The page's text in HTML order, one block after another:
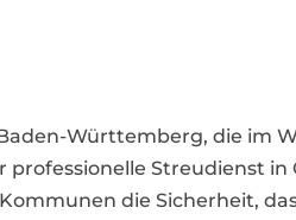
Württemberg, die im
professionelle Streudienst
die Sicherheit,